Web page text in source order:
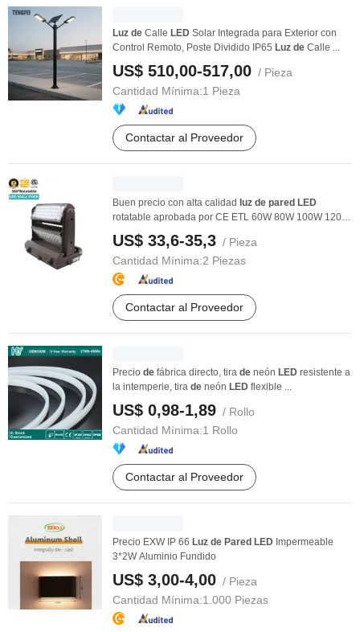
Luz de Calle LED Solar Integrada para Exterior con
Control Remoto, Poste Dividido IP65 Luz de Calle ...
US$ 510,00-517,00 / Pieza
Cantidad Mínima:1 Pieza
Contactar al Proveedor
Buen precio con alta calidad luz de pared LED
rotatable aprobada por CE ETL 60W 80W 100W 120W
150W ...
US$ 33,6-35,3 / Pieza
Cantidad Mínima:2 Piezas
Contactar al Proveedor
Precio de fábrica directo, tira de neón LED resistente a
la intemperie, tira de neón LED flexible ...
US$ 0,98-1,89 / Rollo
Cantidad Mínima:1 Rollo
Contactar al Proveedor
Precio EXW IP 66 Luz de Pared LED Impermeable
3*2W Aluminio Fundido
US$ 3,00-4,00 / Pieza
Cantidad Mínima:1.000 Piezas